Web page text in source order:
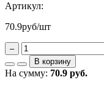
Артикул:
70.9руб/шт
–
В корзину
На сумму: 70.9 руб.